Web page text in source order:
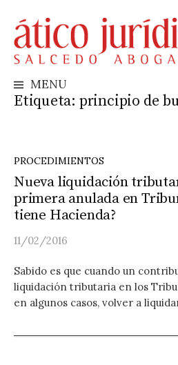
to
content
MENU
Etiqueta: principio de
PROCEDIMIENTOS
Nueva liquidación
primera anulada en
tiene Hacienda?
11/02/2016
Sabido es que cuando un
liquidación tributaria en los
en algunos casos, volver a